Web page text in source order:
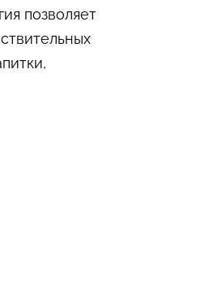
позволяет